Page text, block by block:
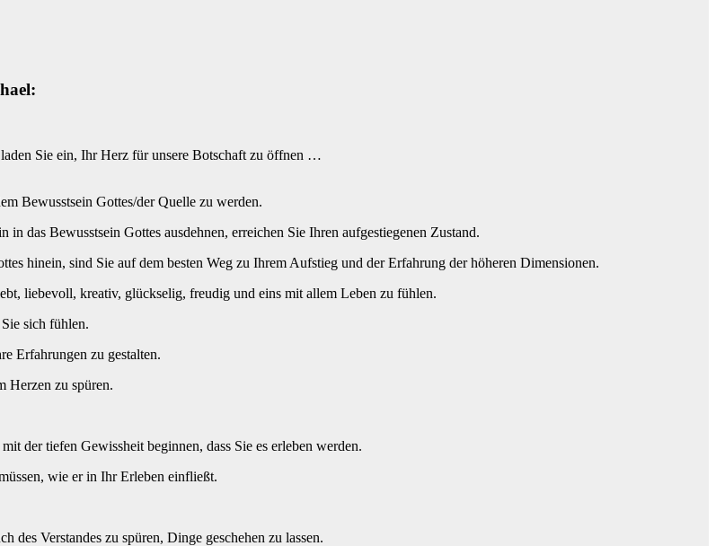
Sie ein, Ihr Herz für unsere Botschaft zu öffnen …
Bewusstsein Gottes/der Quelle zu werden.
das Bewusstsein Gottes ausdehnen, erreichen Sie Ihren aufgestiegenen Zustand.
hinein, sind Sie auf dem besten Weg zu Ihrem Aufstieg und der Erfahrung der höheren Dimensionen.
liebevoll, kreativ, glückselig, freudig und eins mit allem Leben zu fühlen.
sich fühlen.
Erfahrungen zu gestalten.
Herzen zu spüren.
der tiefen Gewissheit beginnen, dass Sie es erleben werden.
wie er in Ihr Erleben einfließt.
Verstandes zu spüren, Dinge geschehen zu lassen.